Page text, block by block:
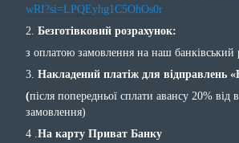
wRI?si=LPQEyhg1C5OhOs0r
2. Безготівковий розрахунок:
з оплатою замовлення на наш
3. Накладений платіж для
(після попередньої сплати авансу 20% від
замовлення)
4 . На карту Приват Банку